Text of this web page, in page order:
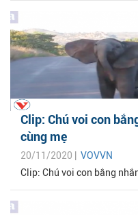
Clip: Chú voi con
cùng mẹ
20/11/2020 | VOVVN
Clip: Chú voi con bắng